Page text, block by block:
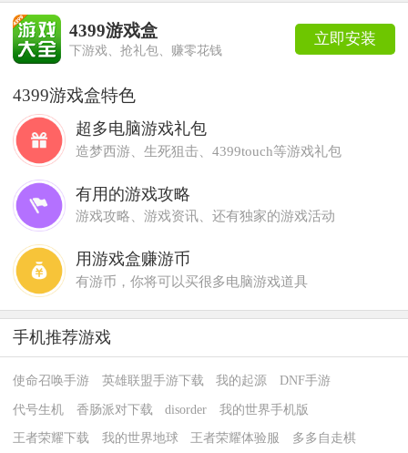
立即安装
4399游戏盒
下游戏、抢礼包、赚零花钱
4399游戏盒特色
超多电脑游戏礼包
造梦西游、生死狙击、4399touch等游戏礼包
有用的游戏攻略
游戏攻略、游戏资讯、还有独家的游戏活动
用游戏盒赚游币
有游币，你将可以买很多电脑游戏道具
手机推荐游戏
使命召唤手游 英雄联盟手游下载 我的起源 DNF手游
代号生机 香肠派对下载 disorder 我的世界手机版
王者荣耀下载 我的世界地球 王者荣耀体验服 多多自走棋